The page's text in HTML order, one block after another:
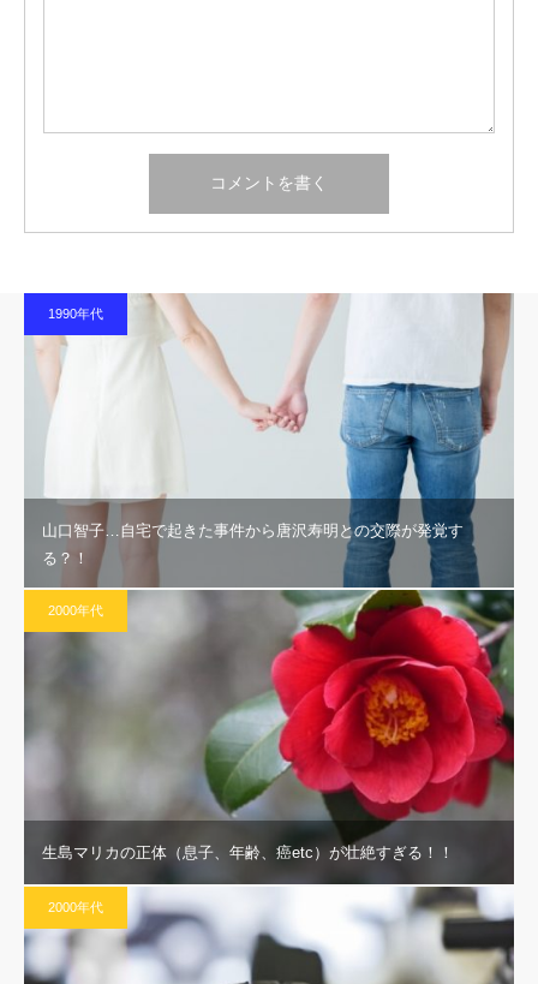
1990年代
山口智子…自宅で起きた事件から唐沢寿明との交際が発覚す
る？！
2000年代
生島マリカの正体（息子、年齢、癌etc）が壮絶すぎる！！
2000年代